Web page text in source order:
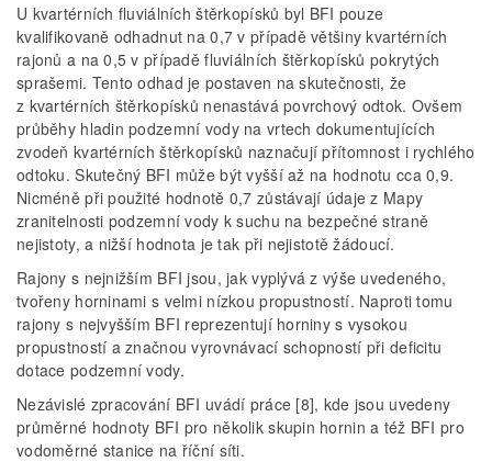
U kvartérních fluviálních štěrkopísků byl BFI pouze
kvalifikovaně odhadnut na 0,7 v případě většiny kvartérních
rajonů a na 0,5 v případě fluviálních štěrkopísků pokrytých
sprašemi. Tento odhad je postaven na skutečnosti, že
z kvartérních štěrkopísků nenastává povrchový odtok. Ovšem
průběhy hladin podzemní vody na vrtech dokumentujících
zvodeň kvartérních štěrkopísků naznačují přítomnost i rychlého
odtoku. Skutečný BFI může být vyšší až na hodnotu cca 0,9.
Nicméně při použité hodnotě 0,7 zůstávají údaje z Mapy
zranitelnosti podzemní vody k suchu na bezpečné straně
nejistoty, a nižší hodnota je tak při nejistotě žádoucí.
Rajony s nejnižším BFI jsou, jak vyplývá z výše uvedeného,
tvořeny horninami s velmi nízkou propustností. Naproti tomu
rajony s nejvyšším BFI reprezentují horniny s vysokou
propustností a značnou vyrovnávací schopností při deficitu
dotace podzemní vody.
Nezávislé zpracování BFI uvádí práce [8], kde jsou uvedeny
průměrné hodnoty BFI pro několik skupin hornin a též BFI pro
vodoměrné stanice na říční síti.